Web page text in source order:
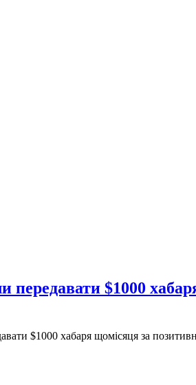
$1000
$1000 хабаря щомісяця за